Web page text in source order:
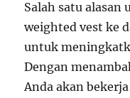
Salah satu alasan
weighted vest ke
untuk
Dengan
Anda akan